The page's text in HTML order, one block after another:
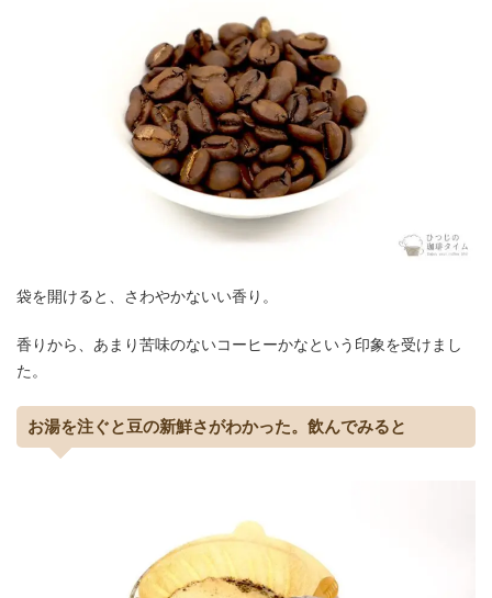
袋を開けると、さわやかないい香り。
香りから、あまり苦味のないコーヒーかなという印象を受けまし
た。
お湯を注ぐと豆の新鮮さがわかった。飲んでみると